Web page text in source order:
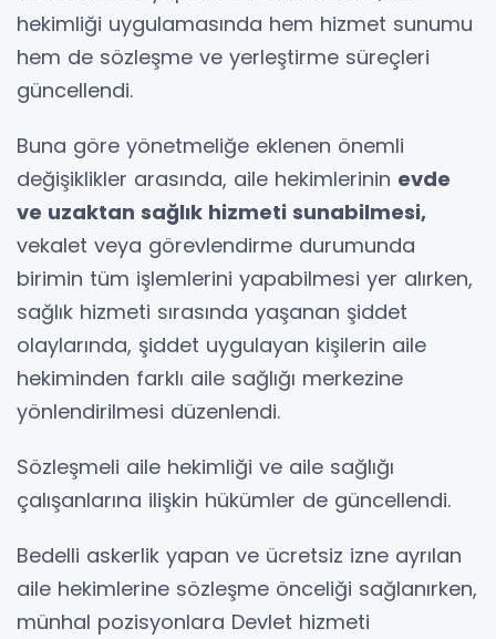
hekimliği uygulamasında hem hizmet sunumu
hem de sözleşme ve yerleştirme süreçleri
güncellendi.
Buna göre yönetmeliğe eklenen önemli
değişiklikler arasında, aile hekimlerinin evde
ve uzaktan sağlık hizmeti sunabilmesi,
vekalet veya görevlendirme durumunda
birimin tüm işlemlerini yapabilmesi yer alırken,
sağlık hizmeti sırasında yaşanan şiddet
olaylarında, şiddet uygulayan kişilerin aile
hekiminden farklı aile sağlığı merkezine
yönlendirilmesi düzenlendi.
Sözleşmeli aile hekimliği ve aile sağlığı
çalışanlarına ilişkin hükümler de güncellendi.
Bedelli askerlik yapan ve ücretsiz izne ayrılan
aile hekimlerine sözleşme önceliği sağlanırken,
münhal pozisyonlara Devlet hizmeti